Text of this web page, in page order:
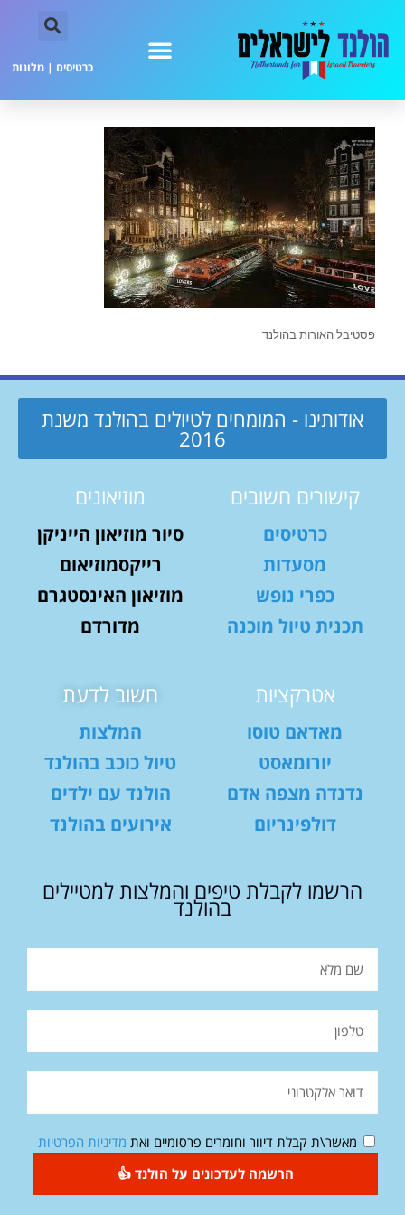
כרטיסים | מלונות
פסטיבל האורות בהולנד
אודותינו - המומחים לטיולים בהולנד משנת
2016
קישורים חשובים
כרטיסים
מסעדות
כפרי נופש
תכנית טיול מוכנה
מוזיאונים
סיור מוזיאון הייניקן
רייקסמוזיאום
מוזיאון האינסטגרם
מדורדם
אטרקציות
מאדאם טוסו
יורומאסט
נדנדה מצפה אדם
דולפינריום
חשוב לדעת
המלצות
טיול כוכב בהולנד
הולנד עם ילדים
אירועים בהולנד
הרשמו לקבלת טיפים והמלצות למטיילים
בהולנד
מאשר\ת קבלת דיוור וחומרים פרסומיים ואת מדיניות הפרטיות
הרשמה לעדכונים על הולנד 👍